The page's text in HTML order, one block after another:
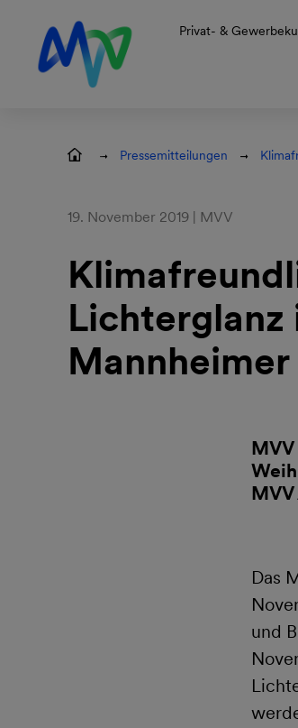
Zur Hauptnavigation
Zum Hauptinhalt springen
Zur Footernavigation
Privat- &
Pressemitteilungen
19. November 2019 | MVV
Lichterglanz
Das
und